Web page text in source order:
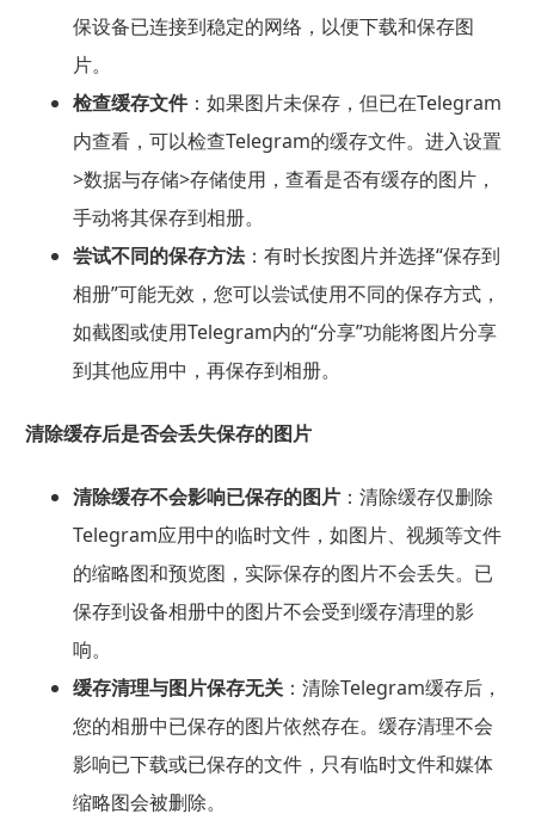
保设备已连接到稳定的网络，以便下载和保存图
片。
检查缓存文件：如果图片未保存，但已在Telegram
内查看，可以检查Telegram的缓存文件。进入设置
>数据与存储>存储使用，查看是否有缓存的图片，
手动将其保存到相册。
尝试不同的保存方法：有时长按图片并选择“保存到
相册”可能无效，您可以尝试使用不同的保存方式，
如截图或使用Telegram内的“分享”功能将图片分享
到其他应用中，再保存到相册。
清除缓存后是否会丢失保存的图片
清除缓存不会影响已保存的图片：清除缓存仅删除
Telegram应用中的临时文件，如图片、视频等文件
的缩略图和预览图，实际保存的图片不会丢失。已
保存到设备相册中的图片不会受到缓存清理的影
响。
缓存清理与图片保存无关：清除Telegram缓存后，
您的相册中已保存的图片依然存在。缓存清理不会
影响已下载或已保存的文件，只有临时文件和媒体
缩略图会被删除。